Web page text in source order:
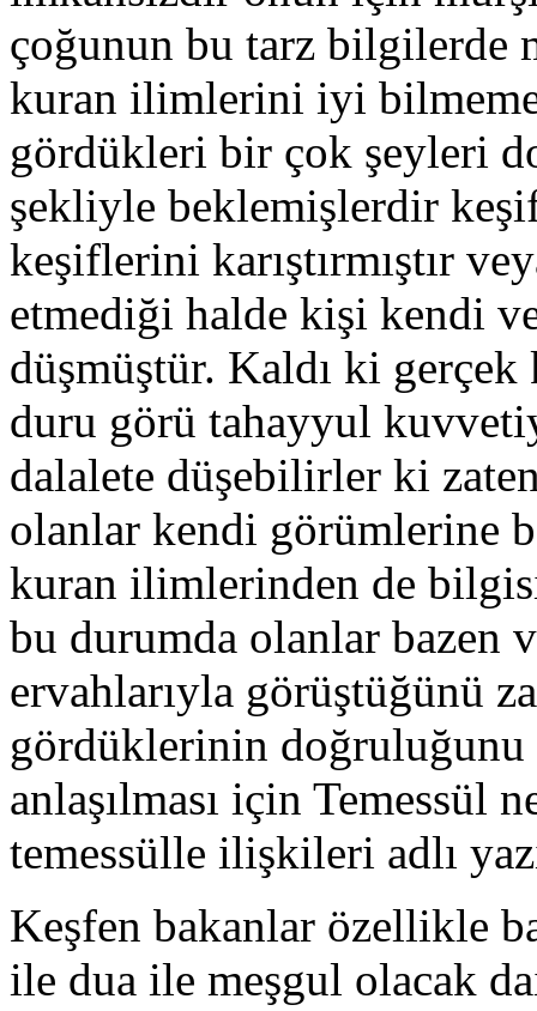
çoğunun bu tarz bilgilerde
kuran ilimlerini iyi
gördükleri bir çok şeyleri
şekliyle beklemişlerdir
keşiflerini karıştırmıştır
etmediği halde kişi kendi
düşmüştür. Kaldı ki
duru görü tahayyul
dalalete düşebilirler ki
olanlar kendi görümlerine
kuran ilimlerinden de
bu durumda olanlar bazen
ervahlarıyla görüştüğünü
gördüklerinin
anlaşılması için Temessül
temessülle ilişkileri adlı
Keşfen bakanlar özellikle
ile dua ile meşgul olacak